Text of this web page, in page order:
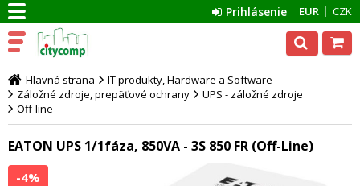
EUR CZK
Prihlásenie
Hlavná strana
IT produkty, Hardware a Software
Záložné zdroje, prepäťové ochrany
UPS - záložné zdroje
Off-line
EATON UPS 1/1fáza, 850VA - 3S 850 FR (Off-Line)
-4%